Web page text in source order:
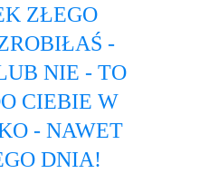
ZŁEGO
-
NIE - TO
CIEBIE W
- NAWET
DNIA!